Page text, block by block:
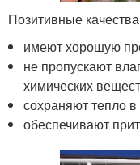
Позитивные
имеют хорошую
не пропускают
химических
сохраняют тепло
обеспечивают